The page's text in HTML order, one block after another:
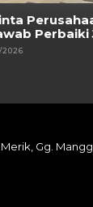
Perbaiki
2026
Gg.